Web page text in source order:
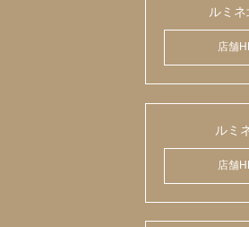
ルミ
店舗
ルミ
店舗